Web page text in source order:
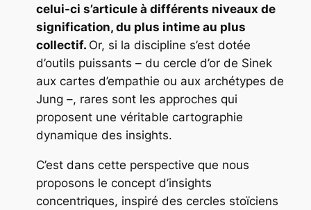
celui-ci s’articule à différents niveaux de
signification, du plus intime au plus
collectif. Or, si la discipline s’est dotée
d’outils puissants – du cercle d’or de Sinek
aux cartes d’empathie ou aux archétypes de
Jung –, rares sont les approches qui
proposent une véritable cartographie
dynamique des insights.
C’est dans cette perspective que nous
proposons le concept d’insights
concentriques, inspiré des cercles stoïciens